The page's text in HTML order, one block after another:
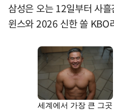
삼성은 오는 12일부터 사
윈스와 2026 신한 쏠 KBO